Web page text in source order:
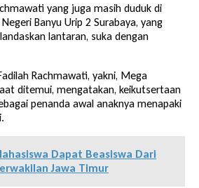
yang juga masih duduk di
Banyu Urip 2 Surabaya, yang
lantaran, suka dengan
Rachmawati, yakni, Mega
ditemui, mengatakan, keikutsertaan
penanda awal anaknya menapaki
Dapat Beasiswa Dari
Jawa Timur